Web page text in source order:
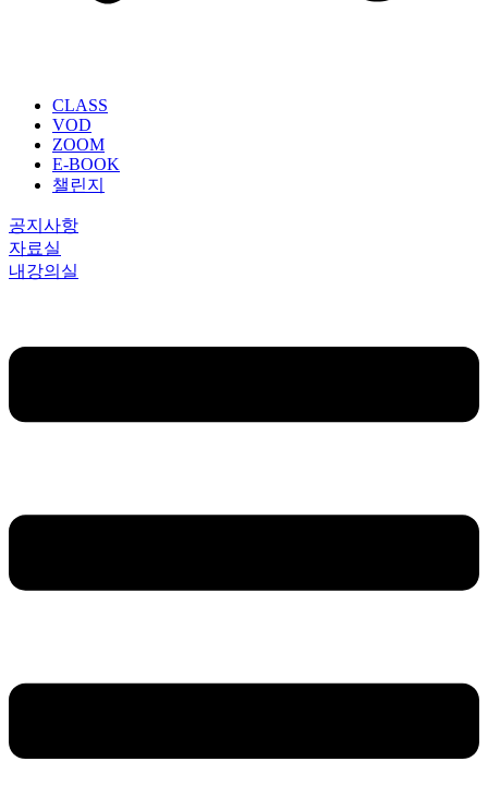
CLASS
VOD
ZOOM
E-BOOK
챌린지
공지사항
자료실
내강의실